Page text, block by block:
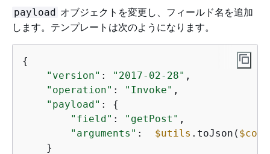
payload オブジェクトを変更し、フィールド名を追加
します。テンプレートは次のようになります。
{
"version" : "2017-02-28" ,
"operation" : "Invoke" ,
"payload" : {
"field" : "getPost" ,
"arguments" : $utils .toJson(
    }